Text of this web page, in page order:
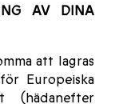
AV DINA
att lagras
Europeiska
(hädanefter